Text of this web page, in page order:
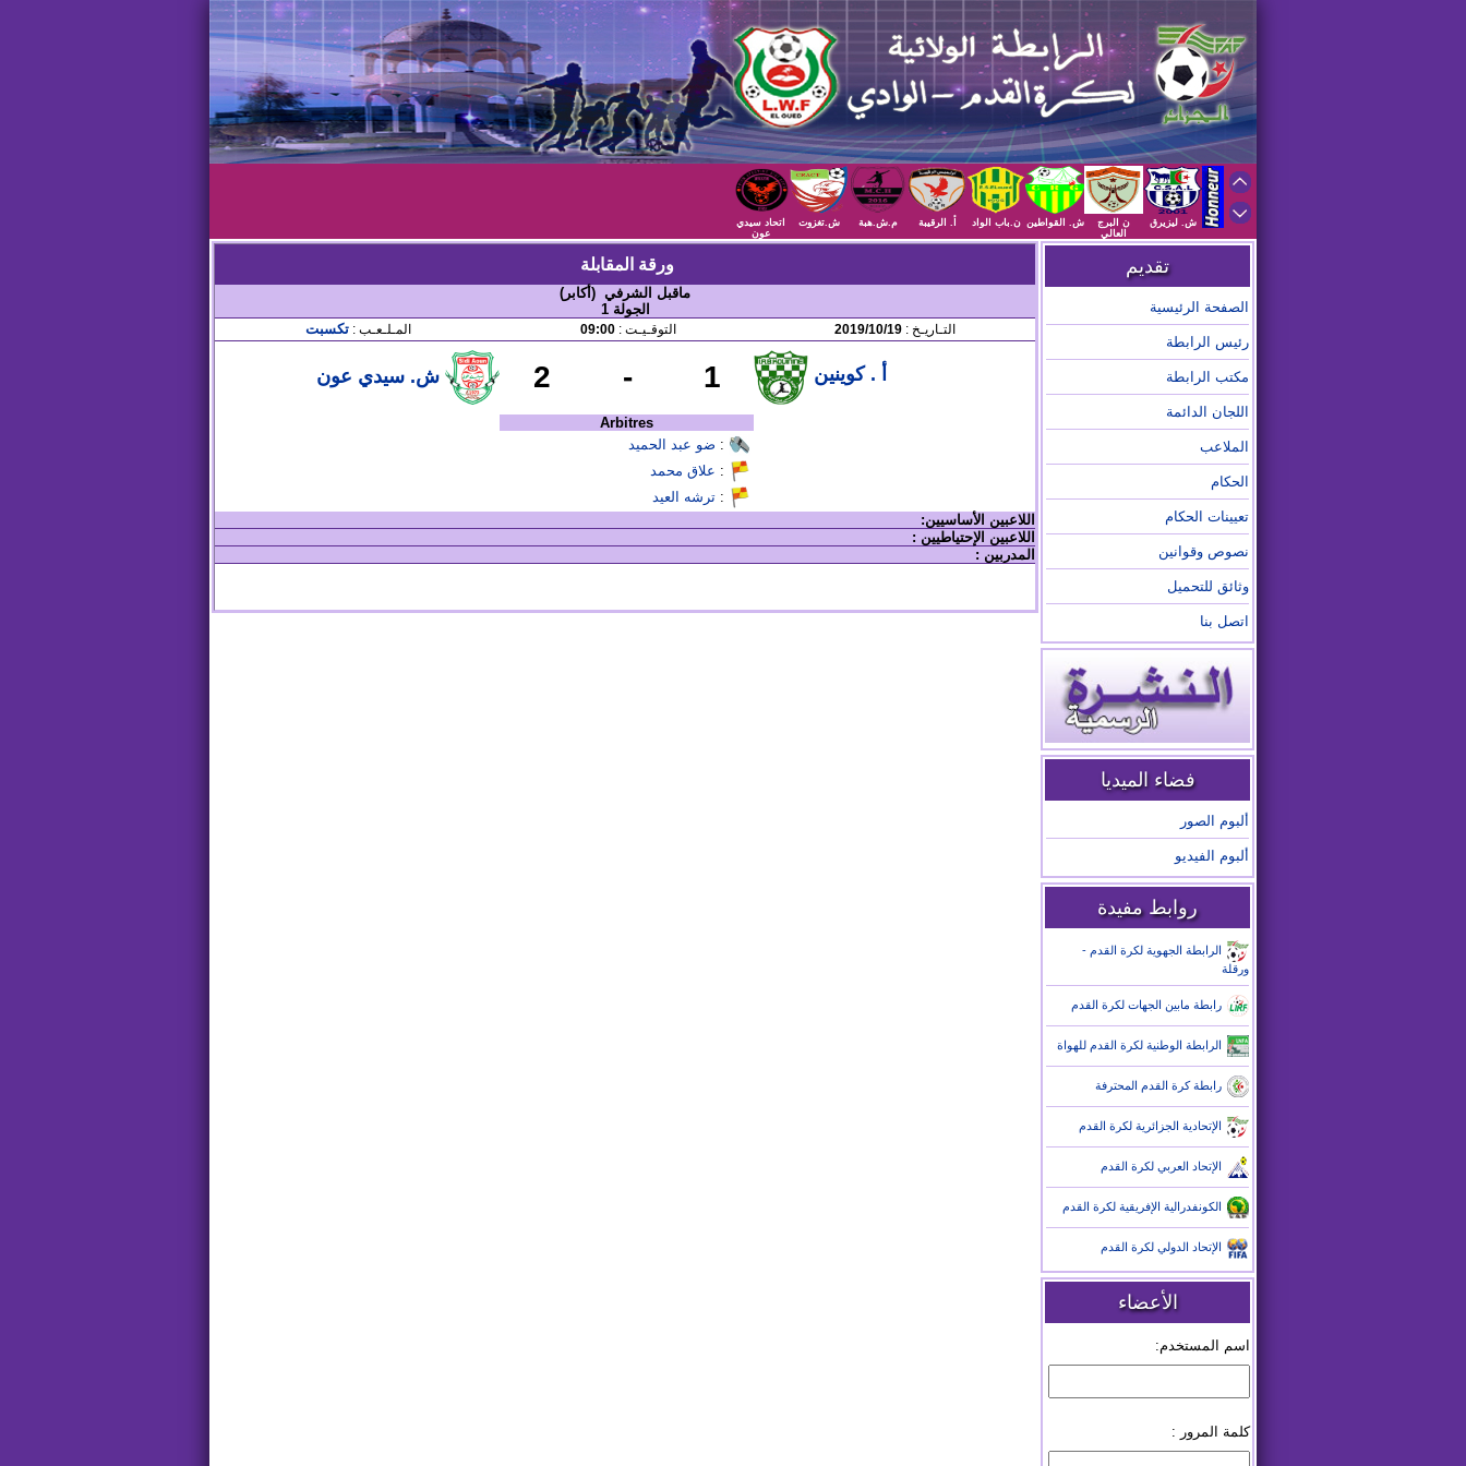
ش. ليزيرق
ن البرج
العالي
ش. القواطين ن.باب الواد أ. الرقيبة م.ش.هبة ش.تغزوت
اتحاد سيدي
عون
تقديم
الصفحة الرئيسية
رئيس الرابطة
مكتب الرابطة
اللجان الدائمة
الملاعب
الحكام
تعيينات الحكام
نصوص وقوانين
وثائق للتحميل
اتصل بنا
فضاء الميديا
ألبوم الصور
ألبوم الفيديو
روابط مفيدة
الرابطة الجهوية لكرة القدم -
ورقلة
رابطة مابين الجهات لكرة القدم
الرابطة الوطنية لكرة القدم للهواة
رابطة كرة القدم المحترفة
الإتحادية الجزائرية لكرة القدم
الإتحاد العربي لكرة القدم
الكونفدرالية الإفريقية لكرة القدم
الإتحاد الدولي لكرة القدم
الأعضاء
اسم المستخدم:
كلمة المرور :
ورقة المقابلة
ماقبل الشرفي (أكابر)
الجولة 1
التـاريـخ :2019/10/19 التوقـيـت :09:00 المـلـعـب : تكسبت
أ . كوينين 1
-
2 ش. سيدي عون
Arbitres
: ضو عبد الحميد
: علاق محمد
: ترشه العيد
اللاعبين الأساسيين:
اللاعبين الإحتياطيين :
المدربين :